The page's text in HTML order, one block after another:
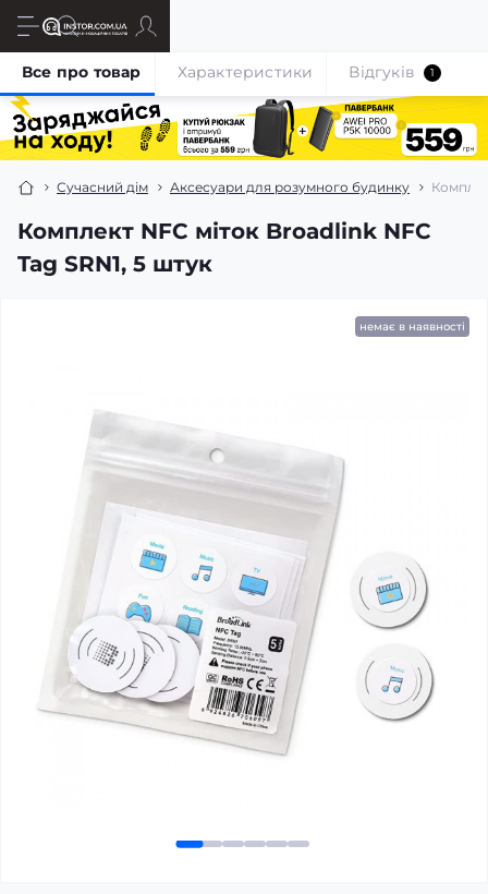
Сучасний дім Аксесуари для розумного будинку
Комплект NFC міток Broadlink NFC
Tag SRN1, 5 штук
Все про товар Характеристики Відгуків 1
немає в наявності